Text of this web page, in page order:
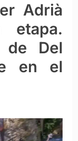
Adrià
de Del
en el